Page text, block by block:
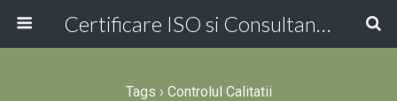
Certificare ISO si Consultanta ISO Online!
Tags › Controlul Calitatii